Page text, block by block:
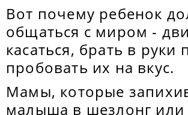
Вот почему ребенок
общаться с миром -
касаться, брать в руки
пробовать их на вкус.
Мамы, которые
малыша в шезлонг или